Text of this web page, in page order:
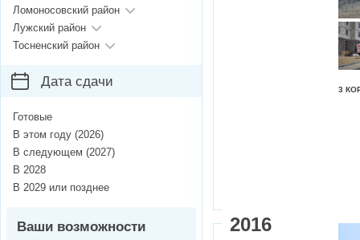
3
2016
Ломоносовский район
Лужский район
Тосненский район
Дата сдачи
Готовые
В этом году (2026)
В следующем (2027)
В 2028
В 2029 или позднее
Ваши возможности